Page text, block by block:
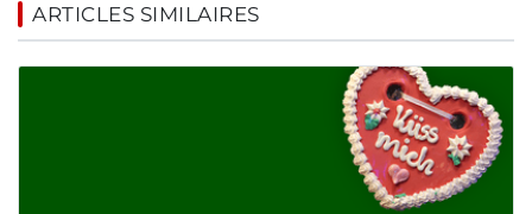
ARTICLES SIMILAIRES